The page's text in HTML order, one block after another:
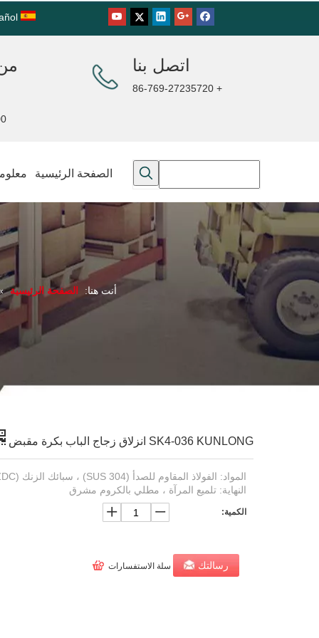
اتصل بنا
+ 86-769-27235720
الصفحة الرئيسية
أنت هنا: الصفحة الرئيسية
SK4-036 KUNLONG انزلاق زجاج الباب بكرة مقبض
المواد: الفولاذ المقاوم للصدأ (SUS 304) ، سبائك الزنك (ZDC)
النهاية: تلميع المرآة ، مطلي بالكروم مشرق
الكمية:
رسالتك سلة الاستفسارات